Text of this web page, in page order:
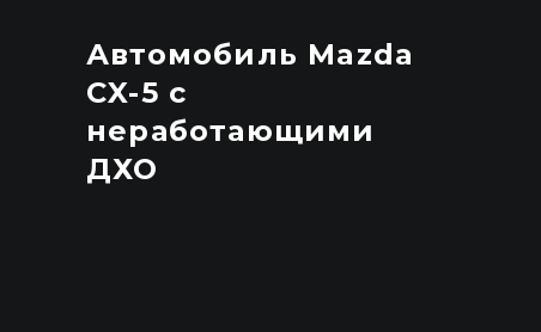
Автомобиль Mazda
CX-5 с
неработающими
ДХО